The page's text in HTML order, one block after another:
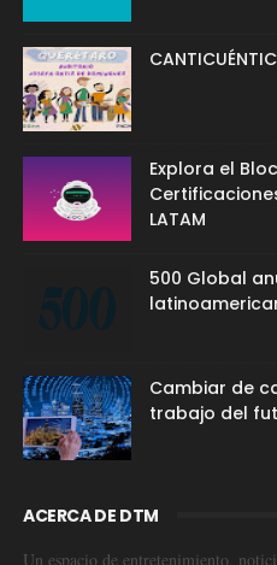
Explora el
LATAM
500 Global
Cambiar de
trabajo del
ACERCA DE DTM
Un espacio de entretenimiento,